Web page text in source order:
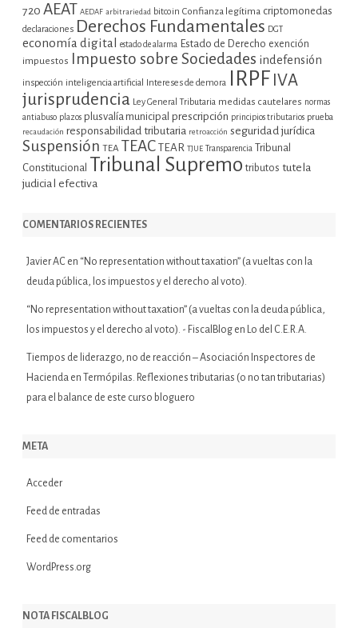
720 AEAT AEDAF arbitrariedad bitcoin Confianza legítima criptomonedas
declaraciones Derechos Fundamentales DGT
economía digital estado de alarma Estado de Derecho exención
impuestos Impuesto sobre Sociedades indefensión
inspección inteligencia artificial Intereses de demora IRPF IVA
jurisprudencia Ley General Tributaria medidas cautelares normas
antiabuso plazos plusvalía municipal prescripción principios tributarios prueba
recaudación responsabilidad tributaria retroacción seguridad jurídica
Suspensión TEA TEAC TEAR TJUE Transparencia Tribunal
Constitucional Tribunal Supremo tributos tutela
judicial efectiva
COMENTARIOS RECIENTES
Javier AC en “No representation without taxation” (a vueltas con la
deuda pública, los impuestos y el derecho al voto).
“No representation without taxation” (a vueltas con la deuda pública,
los impuestos y el derecho al voto). - FiscalBlog en Lo del C.E.R.A.
Tiempos de liderazgo, no de reacción – Asociación Inspectores de
Hacienda en
Termópilas. Reflexiones tributarias (o no tan tributarias)
para el balance de este curso bloguero
META
Acceder
Feed de entradas
Feed de comentarios
WordPress.org
NOTA FISCALBLOG